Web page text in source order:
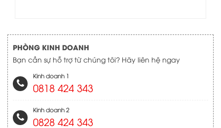
PHÒNG KINH DOANH
Bạn cần sự hỗ trợ từ chúng tôi? Hãy liên hệ ngay
Kinh doanh 1
0818 424 343
Kinh doanh 2
0828 424 343